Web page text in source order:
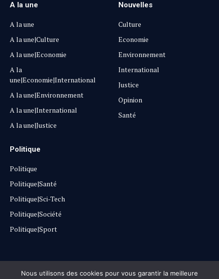
A la une
A la une
A la une|Culture
A la une|Economie
A la
une|Economie|International
A la une|Environnement
A la une|International
A la une|Justice
Nouvelles
Culture
Economie
Environnement
International
Justice
Opinion
Santé
Politique
Politique
Politique|Santé
Politique|Sci-Tech
Politique|Société
Politique|Sport
Nous utilisons des cookies pour vous garantir la meilleure